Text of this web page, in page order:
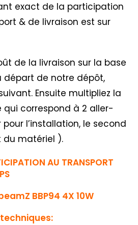
exact de la participation
& de livraison est sur
de la livraison sur la base
départ de notre dépôt,
Ensuite multipliez la
correspond à 2 aller-
l’installation, le second
du matériel ).
AU TRANSPORT
BBP94 4X 10W